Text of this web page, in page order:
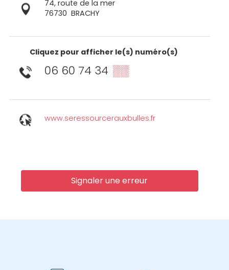
74, route de la mer
76730 BRACHY
Cliquez pour afficher le(s) numéro(s)
06 60 74 34 ▒▒
www.seressourcerauxbulles.fr
Signaler une erreur